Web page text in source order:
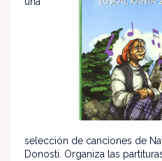
selección de canciones de
Donosti. Organiza las